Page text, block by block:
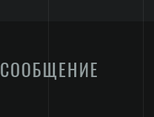
СООБЩЕНИЕ